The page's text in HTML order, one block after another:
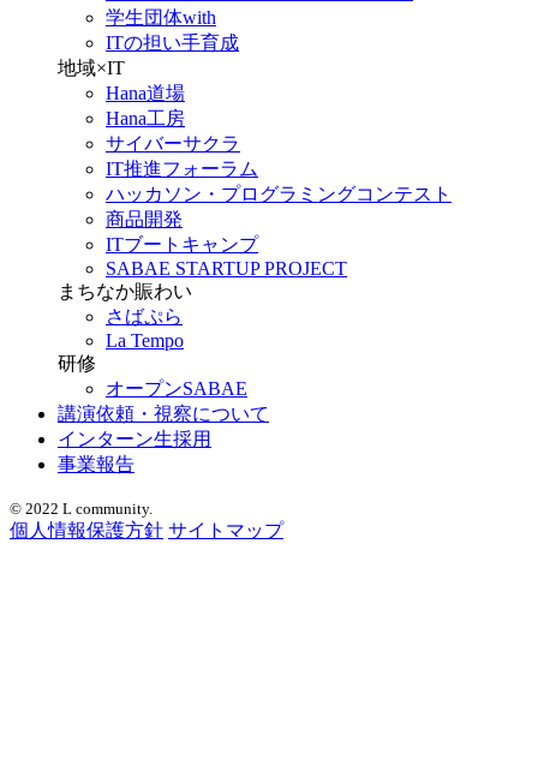
学生団体with
ITの担い手育成
地域×IT
Hana道場
Hana工房
サイバーサクラ
IT推進フォーラム
ハッカソン・プログラミングコンテスト
商品開発
ITブートキャンプ
SABAE STARTUP PROJECT
まちなか賑わい
さばぷら
La Tempo
研修
オープンSABAE
講演依頼・視察について
インターン生採用
事業報告
© 2022 L community.
個人情報保護方針 サイトマップ